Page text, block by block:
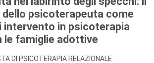
dello psicoterapeuta come
intervento in psicoterapia
le famiglie adottive
DI PSICOTERAPIA RELAZIONALE